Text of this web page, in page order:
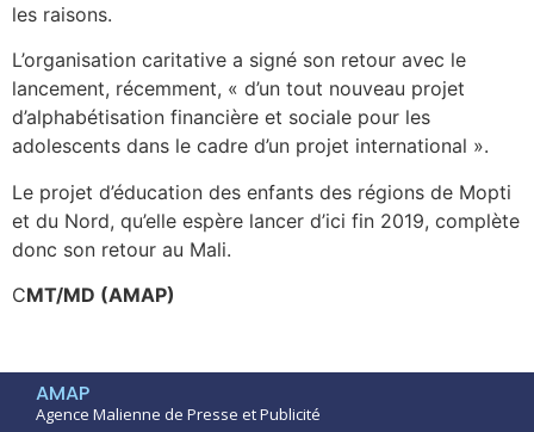
les raisons.
L’organisation caritative a signé son retour avec le
lancement, récemment, « d’un tout nouveau projet
d’alphabétisation financière et sociale pour les
adolescents dans le cadre d’un projet international ».
Le projet d’éducation des enfants des régions de Mopti
et du Nord, qu’elle espère lancer d’ici fin 2019, complète
donc son retour au Mali.
CMT/MD (AMAP)
AMAP
Agence Malienne de Presse et Publicité